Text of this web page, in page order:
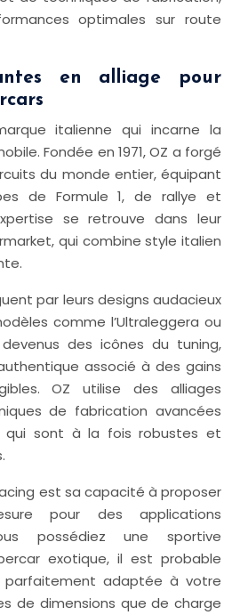
optimales sur route
en alliage pour
italienne qui incarne la
Fondée en 1971, OZ a forgé
du monde entier, équipant
de Formule 1, de rallye et
se retrouve dans leur
qui combine style italien
par leurs designs audacieux
comme l’Ultraleggera ou
des icônes du tuning,
associé à des gains
OZ utilise des alliages
de fabrication avancées
qui sont à la fois robustes et
est sa capacité à proposer
pour des applications
possédiez une sportive
exotique, il est probable
parfaitement adaptée à votre
de dimensions que de charge